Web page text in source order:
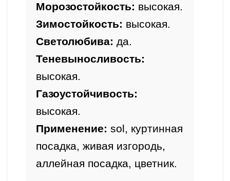
Морозостойкость: высокая.
Зимостойкость: высокая.
Светолюбива: да.
высокая.
высокая.
Применение: sol, куртинная
посадка, живая изгородь,
аллейная посадка, цветник.